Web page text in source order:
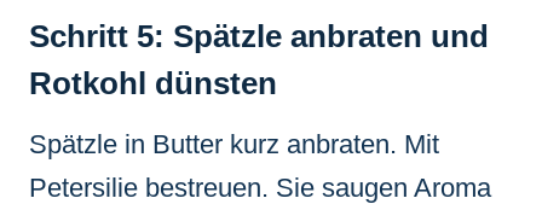
Schritt 5: Spätzle anbraten und
Rotkohl dünsten
Spätzle in Butter kurz anbraten. Mit
Petersilie bestreuen. Sie saugen Aroma